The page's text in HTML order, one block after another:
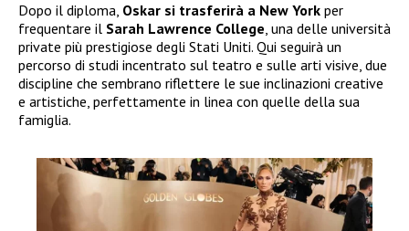
Dopo il diploma, Oskar si trasferirà a New York per
frequentare il Sarah Lawrence College, una delle università
private più prestigiose degli Stati Uniti. Qui seguirà un
percorso di studi incentrato sul teatro e sulle arti visive, due
discipline che sembrano riflettere le sue inclinazioni creative
e artistiche, perfettamente in linea con quelle della sua
famiglia.